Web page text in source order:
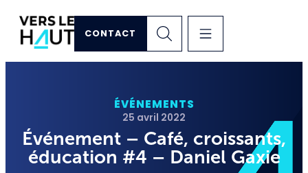
CONTACT
ÉVÉNEMENTS
25 avril 2022
Événement – Café, croissants,
éducation #4 – Daniel Gaxie